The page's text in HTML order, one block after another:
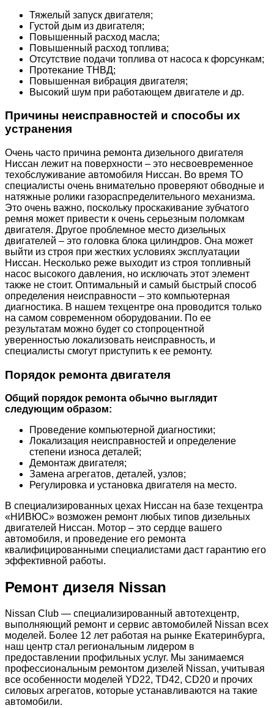
Тяжелый запуск двигателя;
Густой дым из двигателя;
Повышенный расход масла;
Повышенный расход топлива;
Отсутствие подачи топлива от насоса к форсункам;
Протекание ТНВД;
Повышенная вибрация двигателя;
Высокий шум при работающем двигателе и др.
Причины неисправностей и способы их
устранения
Очень часто причина ремонта дизельного двигателя
Ниссан лежит на поверхности – это несвоевременное
техобслуживание автомобиля Ниссан. Во время ТО
специалисты очень внимательно проверяют обводные и
натяжные ролики газораспределительного механизма.
Это очень важно, поскольку проскакивание зубчатого
ремня может привести к очень серьезным поломкам
двигателя. Другое проблемное место дизельных
двигателей – это головка блока цилиндров. Она может
выйти из строя при жестких условиях эксплуатации
Ниссан. Несколько реже выходит из строя топливный
насос высокого давления, но исключать этот элемент
также не стоит. Оптимальный и самый быстрый способ
определения неисправности – это компьютерная
диагностика. В нашем техцентре она проводится только
на самом современном оборудовании. По ее
результатам можно будет со стопроцентной
уверенностью локализовать неисправность, и
специалисты смогут приступить к ее ремонту.
Порядок ремонта двигателя
Общий порядок ремонта обычно выглядит
следующим образом:
Проведение компьютерной диагностики;
Локализация неисправностей и определение
степени износа деталей;
Демонтаж двигателя;
Замена агрегатов, деталей, узлов;
Регулировка и установка двигателя на место.
В специализированных цехах Ниссан на базе техцентра
«НИВЮС» возможен ремонт любых типов дизельных
двигателей Ниссан. Мотор – это сердце вашего
автомобиля, и проведение его ремонта
квалифицированными специалистами даст гарантию его
эффективной работы.
Ремонт дизеля Nissan
Nissan Club — специализированный автотехцентр,
выполняющий ремонт и сервис автомобилей Nissan всех
моделей. Более 12 лет работая на рынке Екатеринбурга,
наш центр стал региональным лидером в
предоставлении профильных услуг. Мы занимаемся
профессиональным ремонтом дизелей Nissan, учитывая
все особенности моделей YD22, TD42, CD20 и прочих
силовых агрегатов, которые устанавливаются на такие
автомобили.